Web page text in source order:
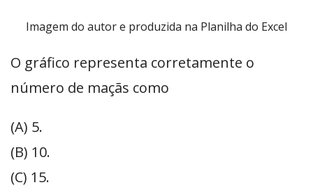
Imagem do autor e produzida na Planilha do Excel
O gráfico representa corretamente o
número de maçãs como
(A) 5.
(B) 10.
(C) 15.